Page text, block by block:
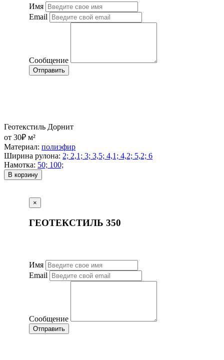
Имя
Email
Сообщение
Отправить
Геотекстиль Дорнит
от 30₽ м²
Материал: полиэфир
Ширина рулона: 2; 2,1; 3; 3,5; 4,1; 4,2; 5,2; 6
Намотка: 50; 100;
В корзину
×
ГЕОТЕКСТИЛЬ 350
Имя
Email
Сообщение
Отправить